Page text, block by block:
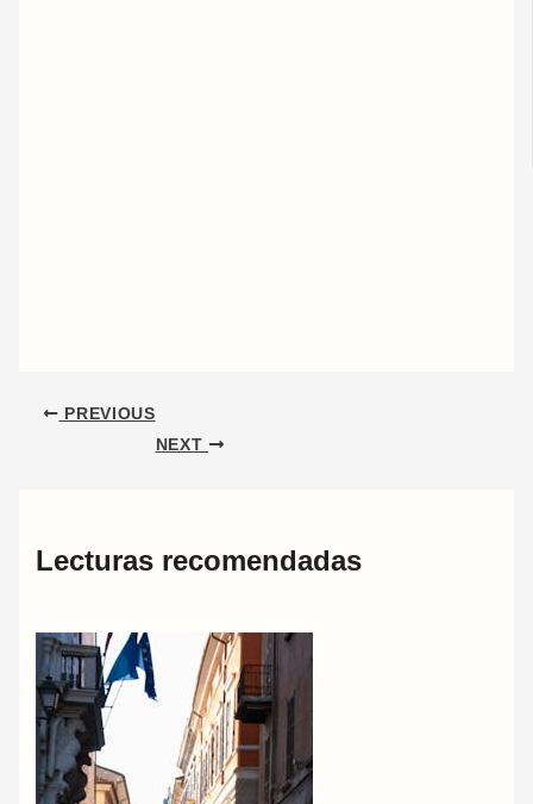
PREVIOUS
NEXT
Lecturas recomendadas